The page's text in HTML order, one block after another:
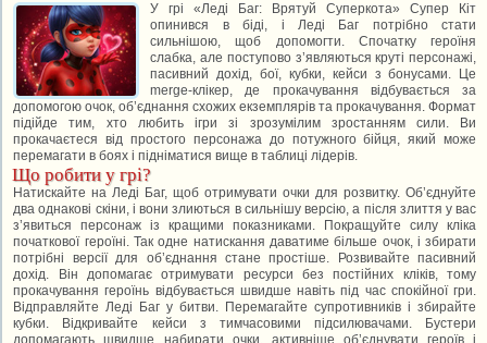
У грі «Леді Баг: Врятуй Суперкота» Супер Кіт
опинився в біді, і Леді Баг потрібно стати
сильнішою, щоб допомогти. Спочатку героїня
слабка, але поступово з’являються круті персонажі,
пасивний дохід, бої, кубки, кейси з бонусами. Це
merge-клікер, де прокачування відбувається за
допомогою очок, об’єднання схожих екземплярів та прокачування. Формат
підійде тим, хто любить ігри зі зрозумілим зростанням сили. Ви
прокачаєтеся від простого персонажа до потужного бійця, який може
перемагати в боях і підніматися вище в таблиці лідерів.
Що робити у грі?
Натискайте на Леді Баг, щоб отримувати очки для розвитку. Об’єднуйте
два однакові скіни, і вони злиються в сильнішу версію, а після злиття у вас
з’явиться персонаж із кращими показниками. Покращуйте силу кліка
початкової героїні. Так одне натискання даватиме більше очок, і збирати
потрібні версії для об’єднання стане простіше. Розвивайте пасивний
дохід. Він допомагає отримувати ресурси без постійних кліків, тому
прокачування героїнь відбувається швидше навіть під час спокійної гри.
Відправляйте Леді Баг у битви. Перемагайте супротивників і збирайте
кубки. Відкривайте кейси з тимчасовими підсилювачами. Бустери
допомагають швидше набирати очки, активніше об’єднувати героїв і